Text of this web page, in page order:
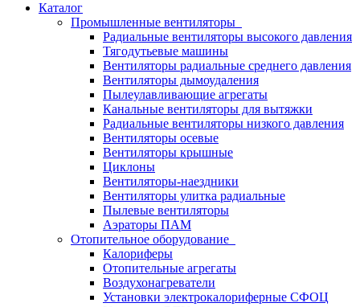
Каталог
Промышленные вентиляторы
Радиальные вентиляторы высокого давления
Тягодутьевые машины
Вентиляторы радиальные среднего давления
Вентиляторы дымоудаления
Пылеулавливающие агрегаты
Канальные вентиляторы для вытяжки
Радиальные вентиляторы низкого давления
Вентиляторы осевые
Вентиляторы крышные
Циклоны
Вентиляторы-наездники
Вентиляторы улитка радиальные
Пылевые вентиляторы
Аэраторы ПАМ
Отопительное оборудование
Калориферы
Отопительные агрегаты
Воздухонагреватели
Установки электрокалориферные СФОЦ